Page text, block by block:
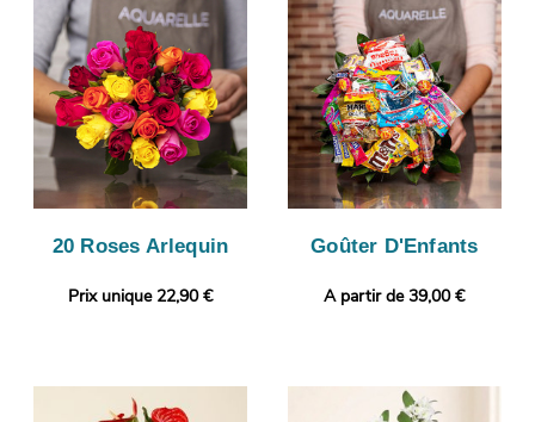
20 Roses Arlequin
Prix unique 22,90 €
Goûter D'Enfants
A partir de 39,00 €